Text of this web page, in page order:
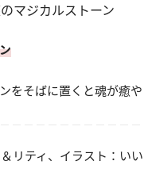
マジカルストーン
をそばに置くと魂が癒
リティ、イラスト：いい